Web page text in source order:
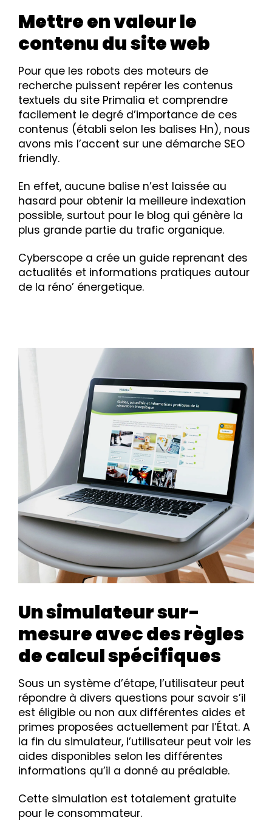
Mettre en valeur le
contenu du site web
Pour que les robots des moteurs de
recherche puissent repérer les contenus
textuels du site Primalia et comprendre
facilement le degré d’importance de ces
contenus (établi selon les balises Hn), nous
avons mis l’accent sur une démarche SEO
friendly.
En effet, aucune balise n’est laissée au
hasard pour obtenir la meilleure indexation
possible, surtout pour le blog qui génère la
plus grande partie du trafic organique.
Cyberscope a crée un guide reprenant des
actualités et informations pratiques autour
de la réno’ énergetique.
Un simulateur sur-
mesure avec des règles
de calcul spécifiques
Sous un système d’étape, l’utilisateur peut
répondre à divers questions pour savoir s’il
est éligible ou non aux différentes aides et
primes proposées actuellement par l’État. A
la fin du simulateur, l’utilisateur peut voir les
aides disponibles selon les différentes
informations qu’il a donné au préalable.
Cette simulation est totalement gratuite
pour le consommateur.